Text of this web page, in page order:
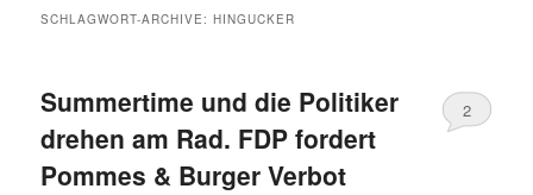
SCHLAGWORT-ARCHIVE:HINGUCKER
Summertime und die Politiker
drehen am Rad. FDP fordert
Pommes & Burger Verbot
2